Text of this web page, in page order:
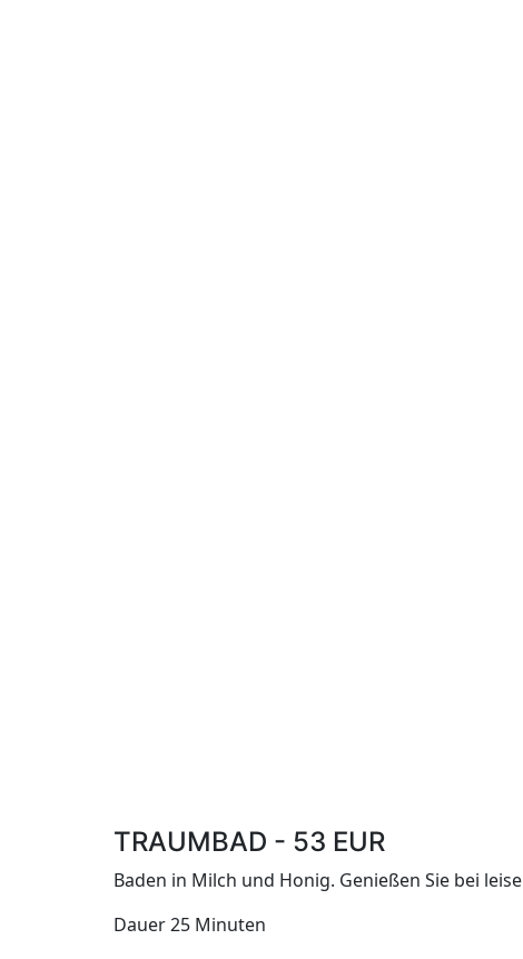
TRAUMBAD - 53 EUR
Baden in Milch und Honig. Genießen Sie bei
Dauer 25 Minuten